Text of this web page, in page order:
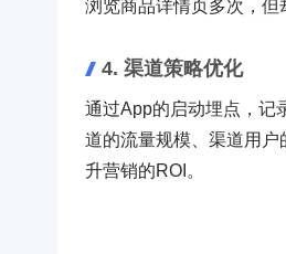
浏览商品详情页多次，但
4. 渠道策略优化
通过App的启动埋点，记
道的流量规模、渠道用
升营销的ROI。